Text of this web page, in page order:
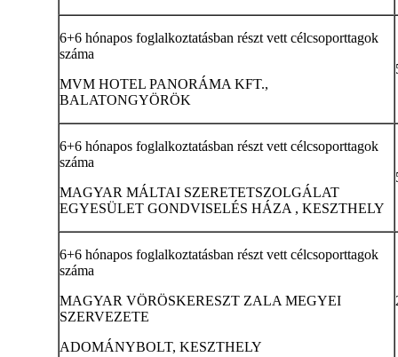
6+6 hónapos foglalkoztatásban részt vett célcsoporttagok
száma
MVM HOTEL PANORÁMA KFT.,
BALATONGYÖRÖK
6+6 hónapos foglalkoztatásban részt vett célcsoporttagok
száma
MAGYAR MÁLTAI SZERETETSZOLGÁLAT
EGYESÜLET GONDVISELÉS HÁZA , KESZTHELY
6+6 hónapos foglalkoztatásban részt vett célcsoporttagok
száma
MAGYAR VÖRÖSKERESZT ZALA MEGYEI
SZERVEZETE
ADOMÁNYBOLT, KESZTHELY